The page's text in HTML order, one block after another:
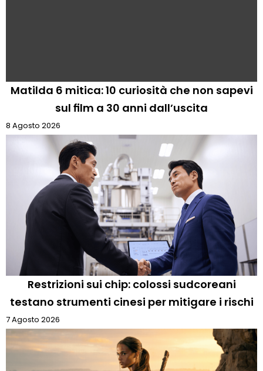
Matilda 6 mitica: 10 curiosità che non sapevi
sul film a 30 anni dall’uscita
8 Agosto 2026
Restrizioni sui chip: colossi sudcoreani
testano strumenti cinesi per mitigare i rischi
7 Agosto 2026